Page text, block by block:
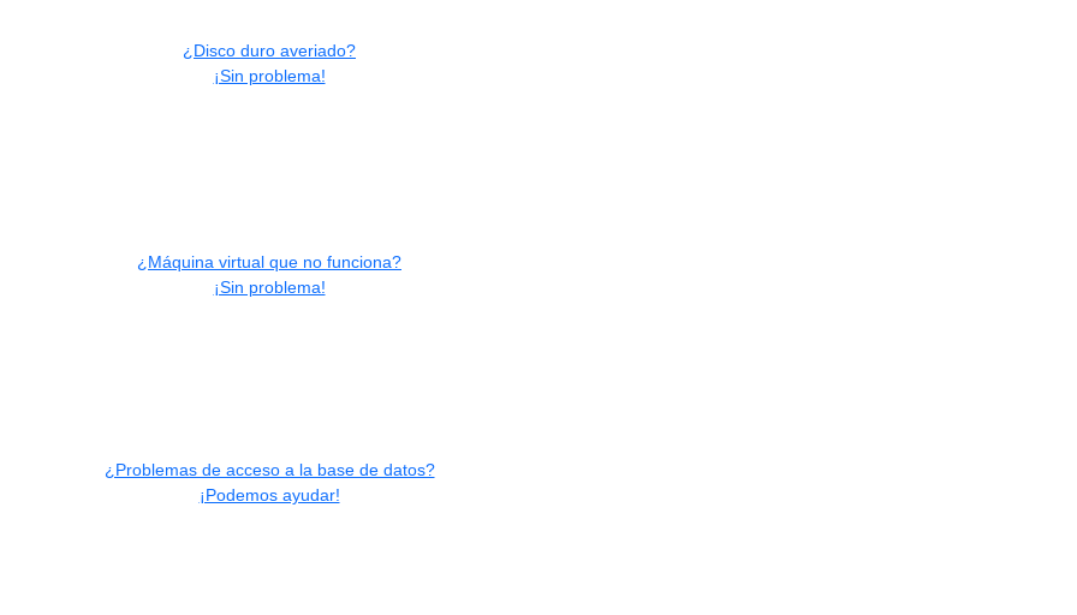
¿Disco duro averiado?
¡Sin problema!
¿Máquina virtual que no funciona?
¡Sin problema!
¿Problemas de acceso a la base de datos?
¡Podemos ayudar!